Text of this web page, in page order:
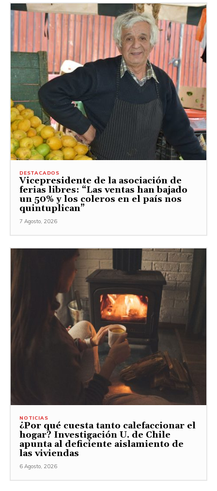
DESTACADOS
Vicepresidente de la asociación de
ferias libres: “Las ventas han bajado
un 50% y los coleros en el país nos
quintuplican”
7 Agosto, 2026
NOTICIAS
¿Por qué cuesta tanto calefaccionar el
hogar? Investigación U. de Chile
apunta al deficiente aislamiento de
las viviendas
6 Agosto, 2026